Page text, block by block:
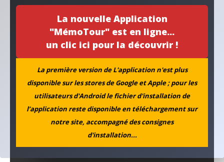
La nouvelle Application
"MémoTour" est en ligne...
un clic ici pour la découvrir !
La première version de L'application n'est plus
disponible sur les stores de Google et Apple ; pour les
utilisateurs d'Android le fichier d'installation de
l’application reste disponible en téléchargement sur
notre site, accompagné des consignes
d'installation...
Au fil de l'actu...